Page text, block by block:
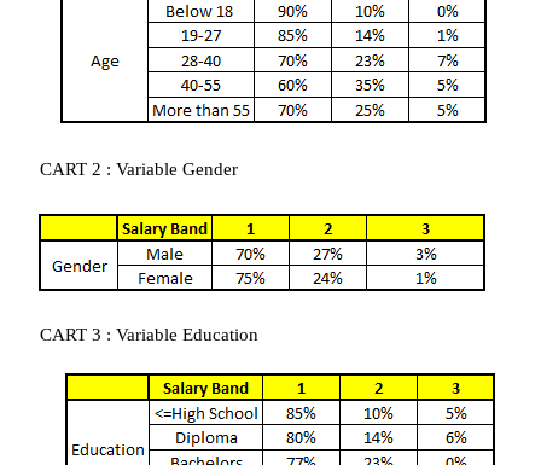
CART 2 : Variable Gender
CART 3 : Variable Education